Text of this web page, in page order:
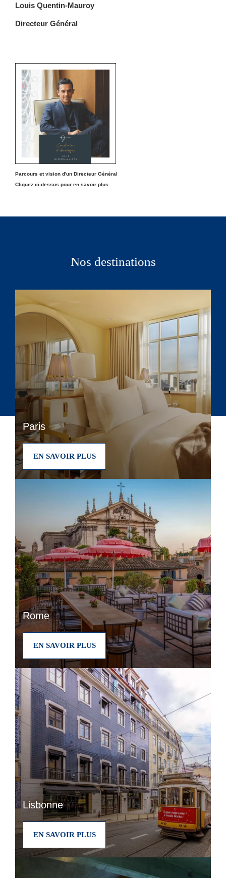
Louis Quentin-Mauroy
Directeur Général
Parcours et vision d'un Directeur Général
Cliquez ci-dessus pour en savoir plus
Nos destinations
Paris
EN SAVOIR PLUS
Rome
EN SAVOIR PLUS
Lisbonne
EN SAVOIR PLUS